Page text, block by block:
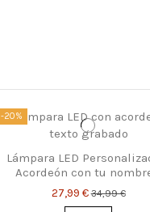
-20%
Lámpara LED
Acordeón con tu
texto
27,99 €34,99 €